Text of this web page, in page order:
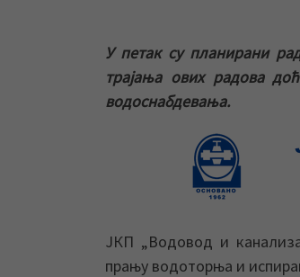
У петак су планирани
трајања ових радова
водоснабдевања.
ЈКП „Водовод и
прању водоторња и